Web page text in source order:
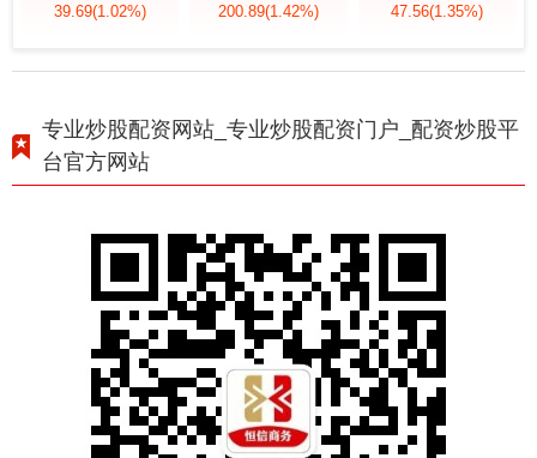
39.69(1.02%) 200.89(1.42%) 47.56(1.35%)
专业炒股配资网站_专业炒股配资门户_配资炒股平
台官方网站